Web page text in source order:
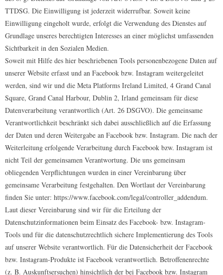
TTDSG. Die Einwilligung ist jederzeit widerrufbar. Soweit keine
Einwilligung eingeholt wurde, erfolgt die Verwendung des Dienstes auf
Grundlage unseres berechtigten Interesses an einer möglichst umfassenden
Sichtbarkeit in den Sozialen Medien.
Soweit mit Hilfe des hier beschriebenen Tools personenbezogene Daten auf
unserer Website erfasst und an Facebook bzw. Instagram weitergeleitet
werden, sind wir und die Meta Platforms Ireland Limited, 4 Grand Canal
Square, Grand Canal Harbour, Dublin 2, Irland gemeinsam für diese
Datenverarbeitung verantwortlich (Art. 26 DSGVO). Die gemeinsame
Verantwortlichkeit beschränkt sich dabei ausschließlich auf die Erfassung
der Daten und deren Weitergabe an Facebook bzw. Instagram. Die nach der
Weiterleitung erfolgende Verarbeitung durch Facebook bzw. Instagram ist
nicht Teil der gemeinsamen Verantwortung. Die uns gemeinsam
obliegenden Verpflichtungen wurden in einer Vereinbarung über
gemeinsame Verarbeitung festgehalten. Den Wortlaut der Vereinbarung
finden Sie unter: https://www.facebook.com/legal/controller_addendum.
Laut dieser Vereinbarung sind wir für die Erteilung der
Datenschutzinformationen beim Einsatz des Facebook- bzw. Instagram-
Tools und für die datenschutzrechtlich sichere Implementierung des Tools
auf unserer Website verantwortlich. Für die Datensicherheit der Facebook
bzw. Instagram-Produkte ist Facebook verantwortlich. Betroffenenrechte
(z. B. Auskunftsersuchen) hinsichtlich der bei Facebook bzw. Instagram